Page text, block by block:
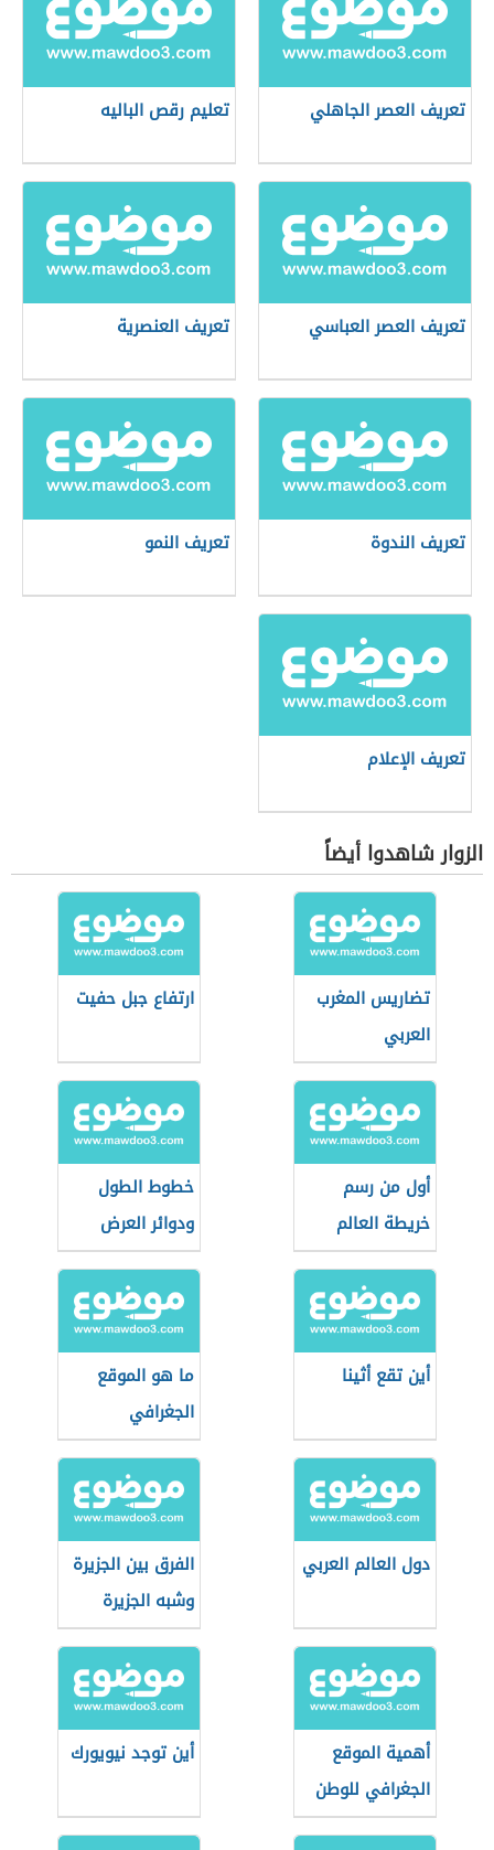
تعريف العصر الجاهلي تعليم رقص الباليه
تعريف العصر العباسي تعريف العنصرية
تعريف الندوة تعريف النمو
تعريف الإعلام
الزوار شاهدوا أيضاً
تضاريس المغرب
العربي
ارتفاع جبل حفيت
أول من رسم
خريطة العالم
خطوط الطول
ودوائر العرض
أين تقع أثينا
ما هو الموقع
الجغرافي
دول العالم العربي
الفرق بين الجزيرة
وشبه الجزيرة
أهمية الموقع
الجغرافي للوطن
العربي
أين توجد نيويورك